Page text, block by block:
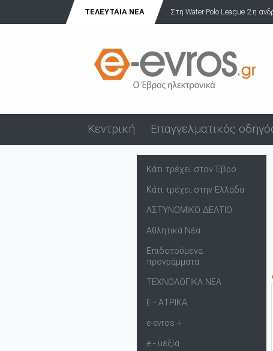
ΤΕΛΕΥΤΑΊΑ ΝΈΑ Άνδρας επιδείκνυε τα
Κεντρική Επαγγελματικός
Κάτι τρέχει στον Έβρο
Κάτι τρέχει στην Ελλάδα
ΑΣΤΥΝΟΜΙΚΟ ΔΕΛΤΙΟ
Αθλητικά Νέα
Επιδοτούμενα
προγράμματα
ΤΕΧΝΟΛΟΓΙΚΑ ΝΕΑ
Ε - ΑΤΡΙΚΑ
e-evros +
e - υεξία